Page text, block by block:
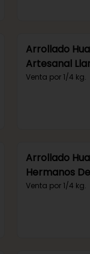
Arrollado
Artesanal
(Sku 286)
Venta por 1/4 kg.
Arrollado
Hermanos
292)
Venta por 1/4 kg.